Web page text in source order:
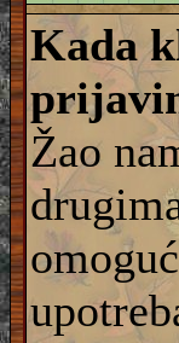
Kada
Žao